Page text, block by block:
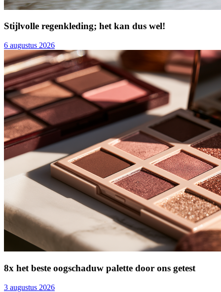
Stijlvolle regenkleding; het kan dus wel!
6 augustus 2026
8x het beste oogschaduw palette door ons getest
3 augustus 2026